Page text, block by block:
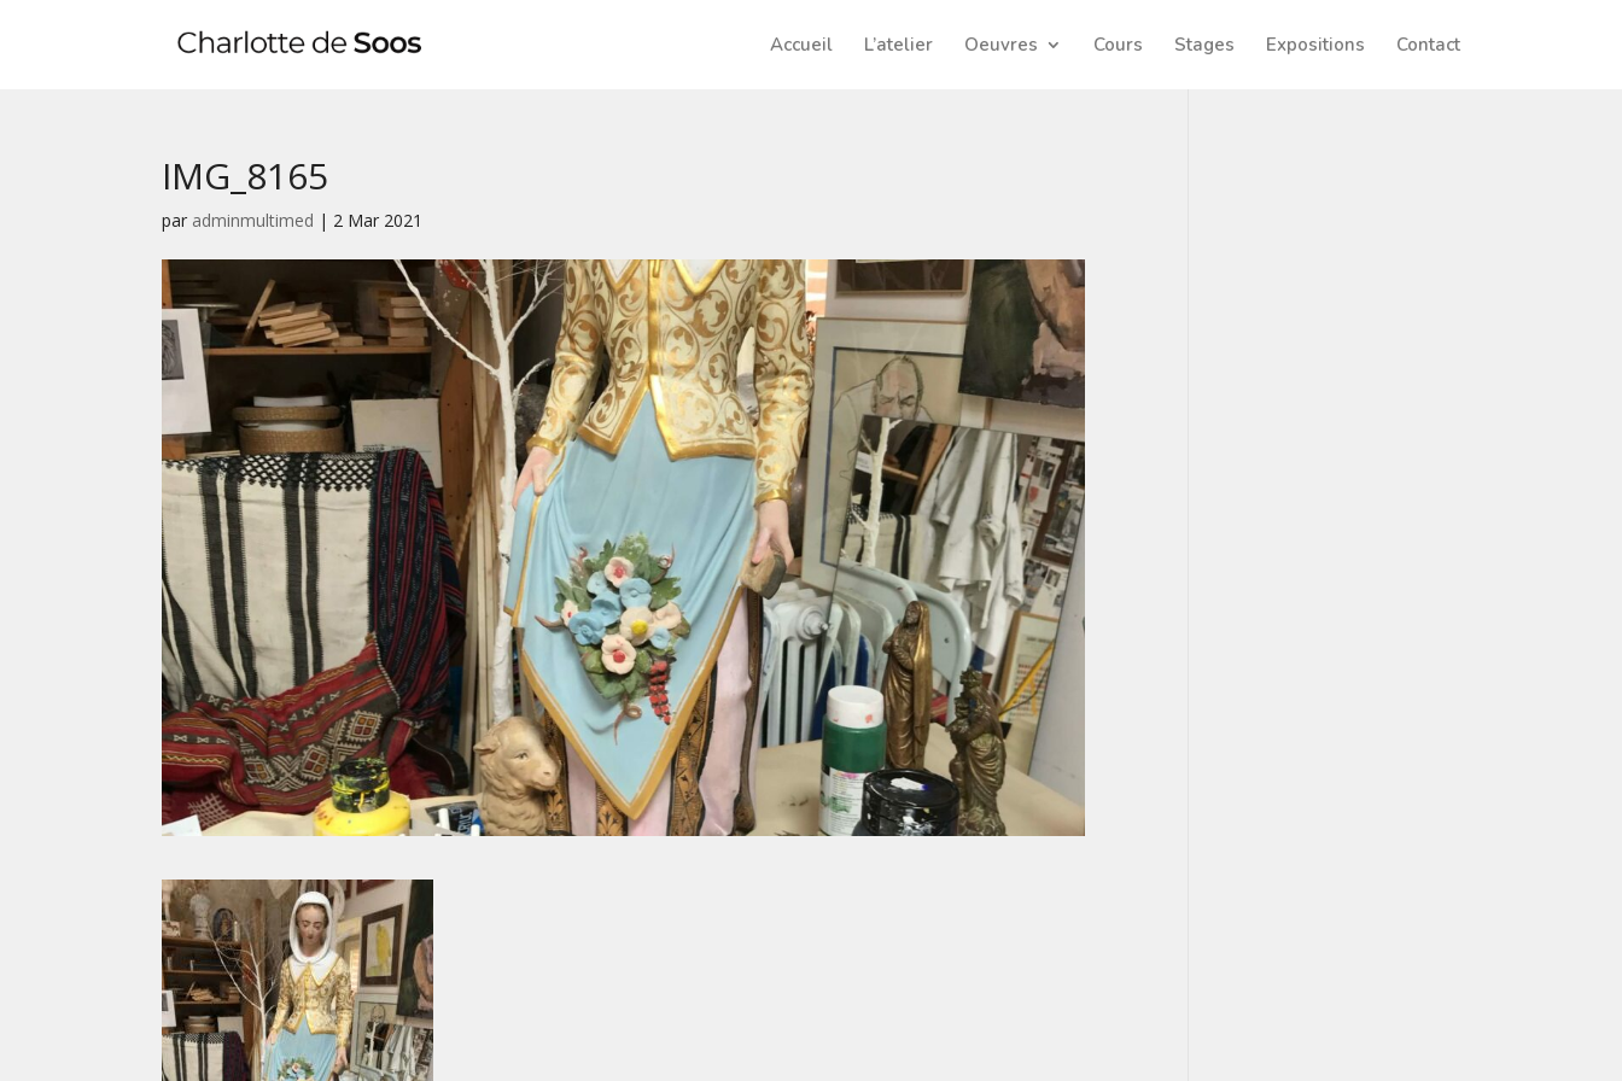
Accueil L’atelier Oeuvres Cours Stages Expositions Contact
IMG_8165
par adminmultimed | 2 Mar 2021